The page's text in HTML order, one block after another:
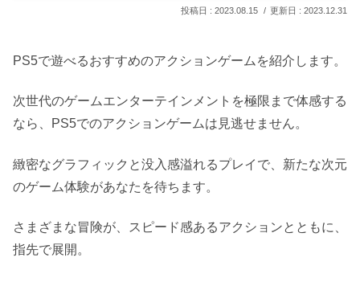
2023.08.15 2023.12.31
PS5で遊べるおすすめのアクションゲームを紹介します。
次世代のゲームエンターテインメントを極限まで体感する
なら、PS5でのアクションゲームは見逃せません。
緻密なグラフィックと没入感溢れるプレイで、新たな次元
のゲーム体験があなたを待ちます。
さまざまな冒険が、スピード感あるアクションとともに、
指先で展開。